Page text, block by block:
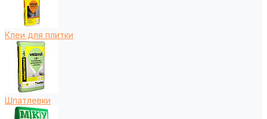
Клеи для плитки
Шпатлевки